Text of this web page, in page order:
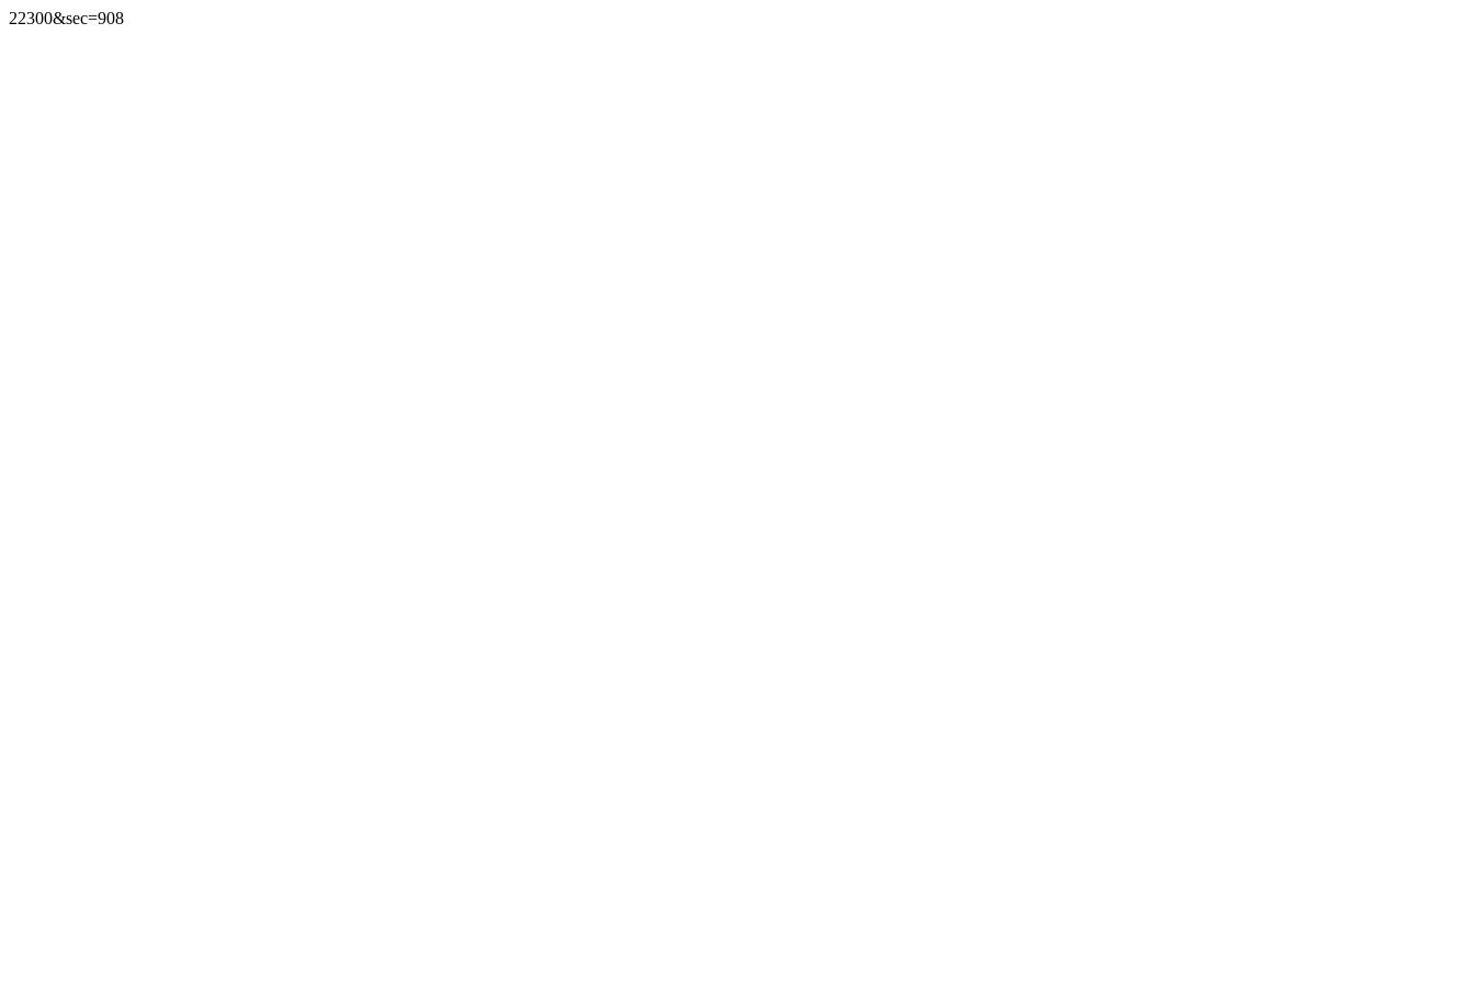
22300&sec=908